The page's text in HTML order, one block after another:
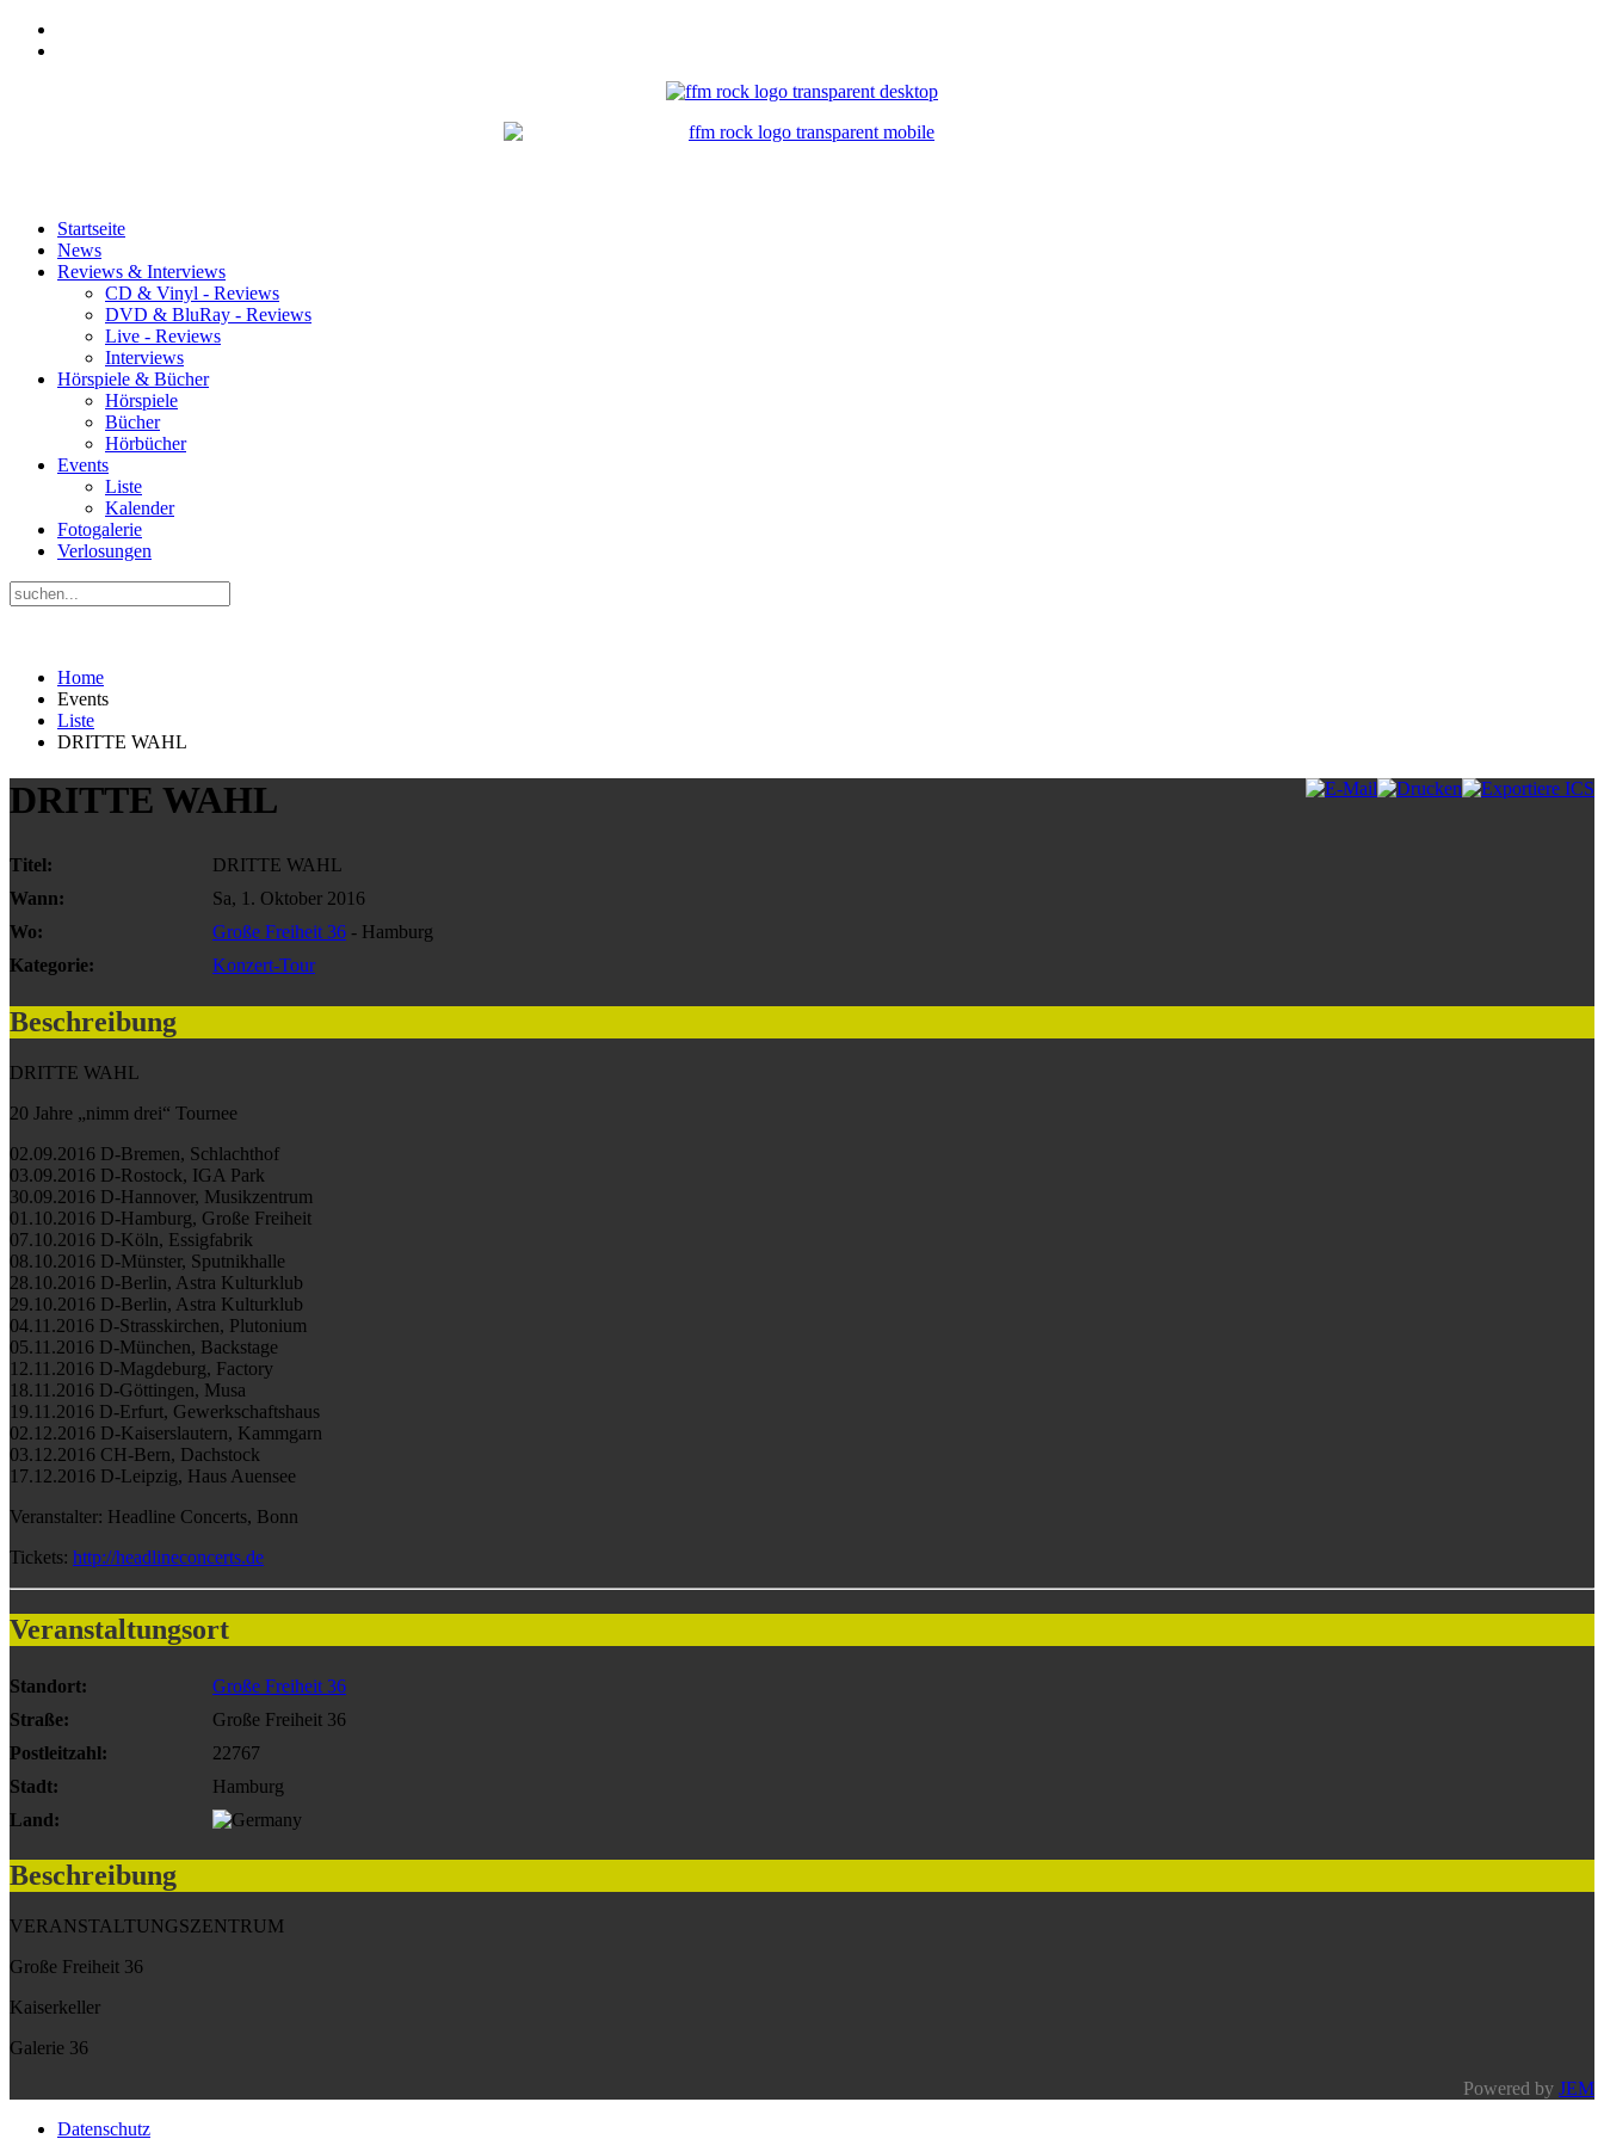
Startseite
News
Reviews & Interviews
CD & Vinyl - Reviews
DVD & BluRay - Reviews
Live - Reviews
Interviews
Hörspiele & Bücher
Hörspiele
Bücher
Hörbücher
Events
Liste
Kalender
Fotogalerie
Verlosungen
Home
Events
Liste
DRITTE WAHL
DRITTE WAHL
Titel:
DRITTE WAHL
Wann:
Sa, 1. Oktober 2016
Wo:
Große Freiheit 36 - Hamburg
Kategorie:
Konzert-Tour
Beschreibung
DRITTE WAHL
20 Jahre „nimm drei“ Tournee
02.09.2016 D-Bremen, Schlachthof
03.09.2016 D-Rostock, IGA Park
30.09.2016 D-Hannover, Musikzentrum
01.10.2016 D-Hamburg, Große Freiheit
07.10.2016 D-Köln, Essigfabrik
08.10.2016 D-Münster, Sputnikhalle
28.10.2016 D-Berlin, Astra Kulturklub
29.10.2016 D-Berlin, Astra Kulturklub
04.11.2016 D-Strasskirchen, Plutonium
05.11.2016 D-München, Backstage
12.11.2016 D-Magdeburg, Factory
18.11.2016 D-Göttingen, Musa
19.11.2016 D-Erfurt, Gewerkschaftshaus
02.12.2016 D-Kaiserslautern, Kammgarn
03.12.2016 CH-Bern, Dachstock
17.12.2016 D-Leipzig, Haus Auensee
Veranstalter: Headline Concerts, Bonn
Tickets: http://headlineconcerts.de
Veranstaltungsort
Standort:
Große Freiheit 36
Straße:
Große Freiheit 36
Postleitzahl:
22767
Stadt:
Hamburg
Land:
Beschreibung
VERANSTALTUNGSZENTRUM
Große Freiheit 36
Kaiserkeller
Galerie 36
Powered by JEM
Datenschutz